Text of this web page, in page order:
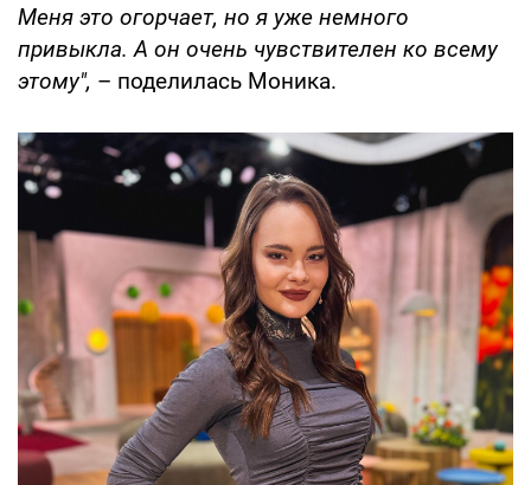
Меня это огорчает, но я уже немного
привыкла. А он очень чувствителен ко всему
этому", – поделилась Моника.